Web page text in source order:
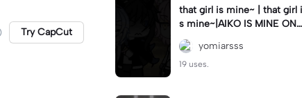
Try CapCut
that girl is mine~ | that girl i
s mine~|AIKO IS MINE ONL
Y👹 #gachedit#gacreator#
mine<3#og#yey
yomiarsss
19 uses.